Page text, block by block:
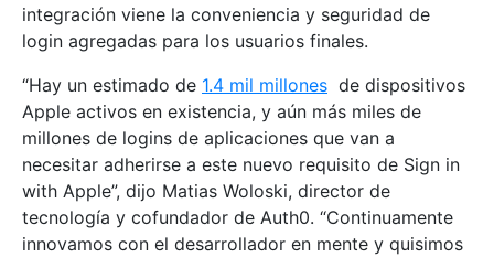
integración viene la conveniencia y seguridad de
login agregadas para los usuarios finales.
“Hay un estimado de 1.4 mil millones de dispositivos
Apple activos en existencia, y aún más miles de
millones de logins de aplicaciones que van a
necesitar adherirse a este nuevo requisito de Sign in
with Apple”, dijo Matias Woloski, director de
tecnología y cofundador de Auth0. “Continuamente
innovamos con el desarrollador en mente y quisimos